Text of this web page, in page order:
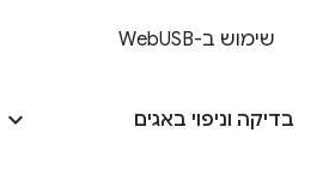
שימוש ב-WebUSB
בדיקה וניפוי באגים